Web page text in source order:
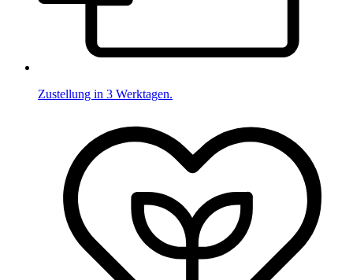
Zustellung in 3 Werktagen.